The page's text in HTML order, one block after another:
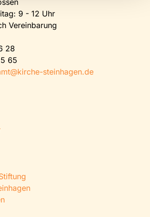
9 - 12 Uhr
Vereinbarung
28
65
steinhagen.de